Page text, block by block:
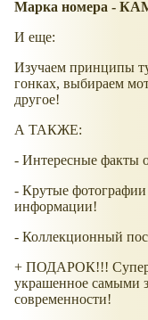
Марка номера -
И еще:
Изучаем принципы
гонках, выбираем
другое!
А ТАКЖЕ:
- Интересные факты
- Крутые
информации!
- Коллекционный
+ ПОДАРОК!!!
украшенное самыми
современности!